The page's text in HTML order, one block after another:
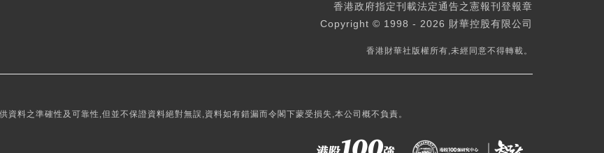
香港政府指定刊載法定通告之憲報刊登報章
Copyright © 1998 - 2026 財華控股有限公司
香港財華社版權所有,未經同意不得轉載。
料之準確性及可靠性,但並不保證資料絕對無誤,資料如有錯漏而令閣下蒙受損失,本公司概不負責。